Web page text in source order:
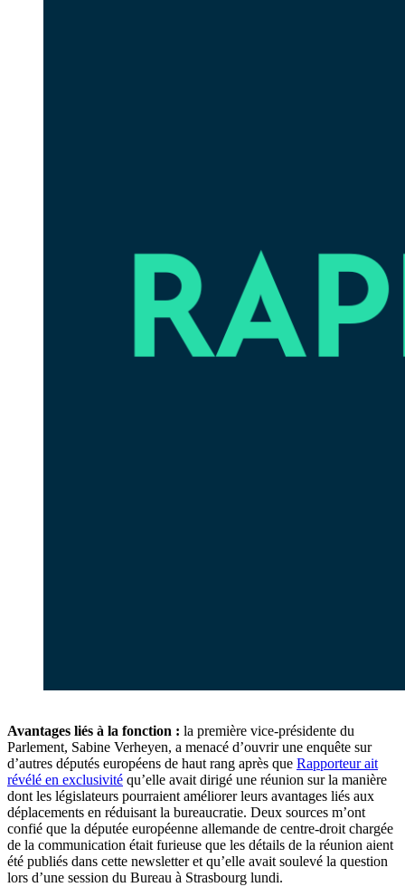
Avantages liés à la fonction : la première vice-présidente du
Parlement, Sabine Verheyen, a menacé d’ouvrir une enquête sur
d’autres députés européens de haut rang après que Rapporteur ait
révélé en exclusivité qu’elle avait dirigé une réunion sur la manière
dont les législateurs pourraient améliorer leurs avantages liés aux
déplacements en réduisant la bureaucratie. Deux sources m’ont
confié que la députée européenne allemande de centre-droit chargée
de la communication était furieuse que les détails de la réunion aient
été publiés dans cette newsletter et qu’elle avait soulevé la question
lors d’une session du Bureau à Strasbourg lundi.